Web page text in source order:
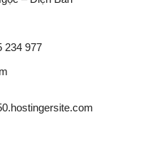
234 977